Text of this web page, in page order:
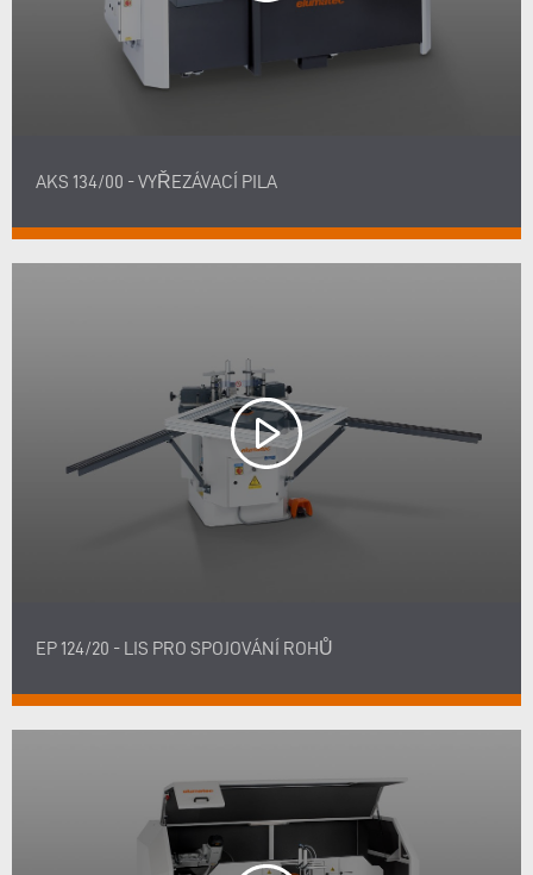
AKS 134/00 - VYŘEZÁVACÍ PILA
EP 124/20 - LIS PRO SPOJOVÁNÍ ROHŮ